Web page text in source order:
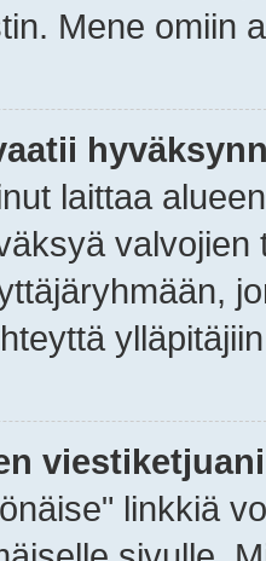
Mene omiin
laittaa
linkkiä